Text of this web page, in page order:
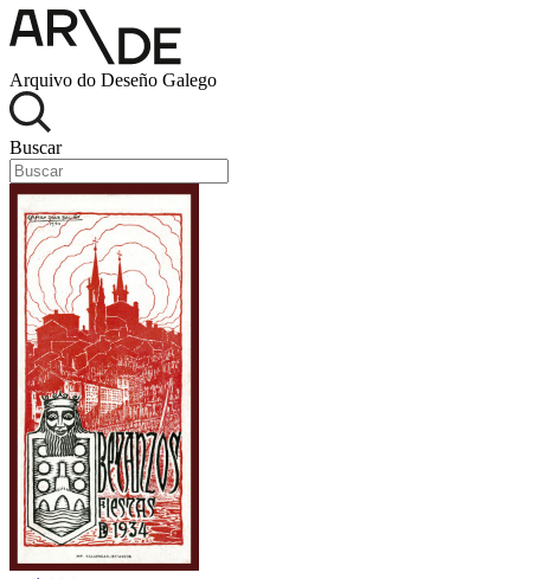
Arquivo do Deseño Galego
Buscar